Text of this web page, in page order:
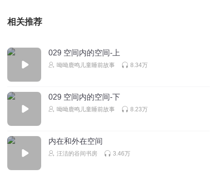
听友523621296
冷静小学生
回复 2026-04-09
2026-04-04
相关推荐
029 空间内的空间-上
呦呦鹿鸣儿童睡前故事 8.34万
029 空间内的空间-下
呦呦鹿鸣儿童睡前故事 8.23万
内在和外在空间
汪洁的谷间书房 3.46万